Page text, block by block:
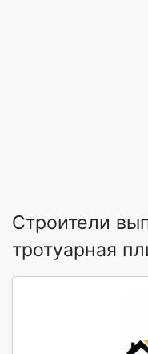
Строители
тротуарная